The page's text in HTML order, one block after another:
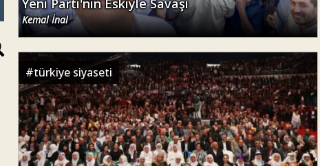
Kemal İnal
#türkiye siyaseti